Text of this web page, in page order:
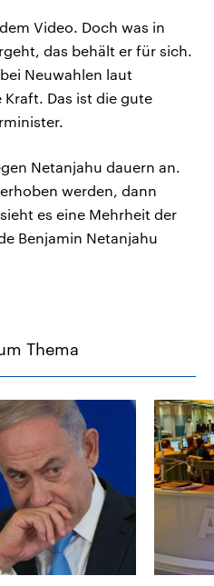
Video. Doch was in
das behält er für sich.
Neuwahlen laut
Das ist die gute
Netanjahu dauern an.
werden, dann
es eine Mehrheit der
Benjamin Netanjahu
Thema